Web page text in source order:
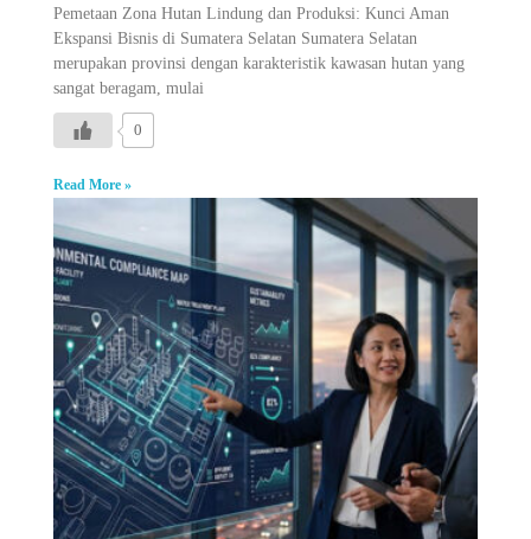
Pemetaan Zona Hutan Lindung dan Produksi: Kunci Aman
Ekspansi Bisnis di Sumatera Selatan Sumatera Selatan
merupakan provinsi dengan karakteristik kawasan hutan yang
sangat beragam, mulai
0
Read More »